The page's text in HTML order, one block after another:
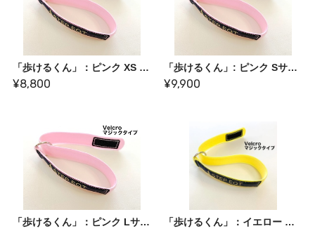
「歩けるくん」：ピンク XS サイズ【旧価格】
¥8,800
「歩けるくん」: ピンク Sサイズ
¥9,900
「歩けるくん」：ピンク Lサイズ【旧価格】 「歩けるくん」：イエロー Mサイズ【旧価格】